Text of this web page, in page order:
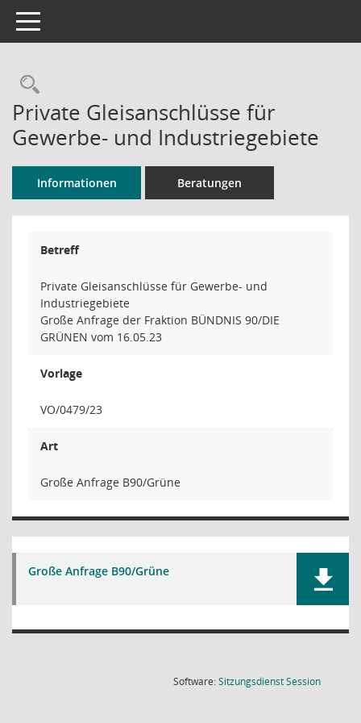
Toggle navigation
Rechercheauswahl
Private Gleisanschlüsse für
Gewerbe- und Industriegebiete
Informationen Beratungen
Betreff
Private Gleisanschlüsse für Gewerbe- und
Industriegebiete
Große Anfrage der Fraktion BÜNDNIS 90/DIE
GRÜNEN vom 16.05.23
Vorlage
VO/0479/23
Art
Große Anfrage B90/Grüne
Große Anfrage B90/Grüne
Software:SitzungsdienstSession(Wird in